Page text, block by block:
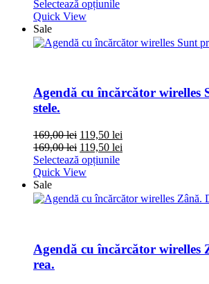
Selectează opțiunile
Quick View
Sale
Agendă cu încărcător wirelles
stele.
169,00lei 119,50 lei
169,00lei 119,50 lei
Selectează opțiunile
Quick View
Sale
Agendă cu încărcător wirelles
rea.